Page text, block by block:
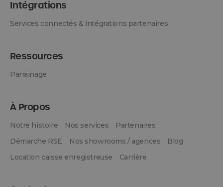
Intégrations
Services connectés & intégrations partenaires
Ressources
Parrainage
À Propos
Notre histoire Nos services
Partenaires
Démarche RSE
Nos showrooms / agences
Blog
Location caisse enregistreuse
Carrière